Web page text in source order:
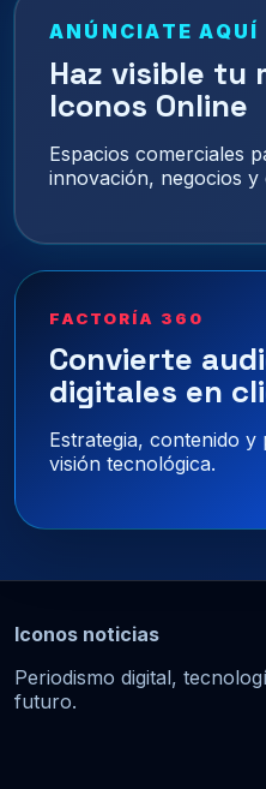
ANÚNCIATE AQUÍ
Haz visible tu
Iconos Online
Espacios comerciales
innovación, negocios y
FACTORÍA 360
Convierte
digitales en
Estrategia, contenido
visión tecnológica.
Iconos noticias
Periodismo digital,
futuro.